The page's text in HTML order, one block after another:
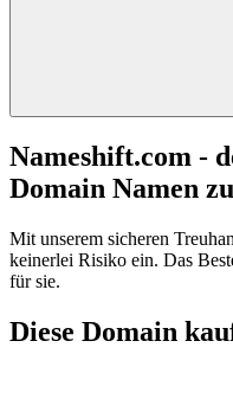
Nameshift.com -
Domain Namen
Mit unserem sicheren
keinerlei Risiko ein. Das
für sie.
Diese Domain